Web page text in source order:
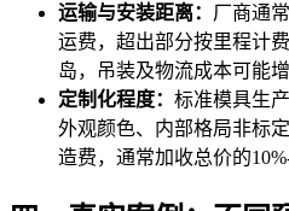
运输与安装距离： 厂商通
运费，超出部分按里程计
岛，吊装及物流成本可能增
定制化程度： 标准模具生
外观颜色、内部格局非标
造费，通常加收总价的10%-